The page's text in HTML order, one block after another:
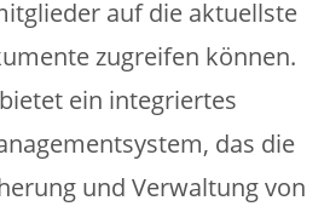
auf die aktuellste
zugreifen können.
ein integriertes
das die
und Verwaltung von